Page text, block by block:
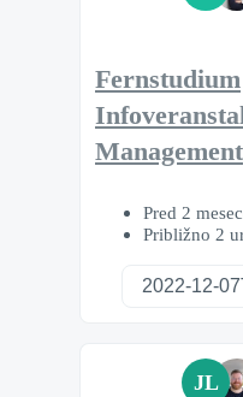
Fernstudium
Management
Pred 2
Približno 2
JL